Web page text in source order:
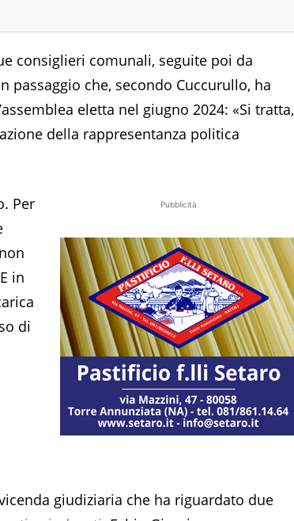
consiglieri comunali, seguite poi da
passaggio che, secondo Cuccurullo, ha
eletta nel giugno 2024: «Si tratta,
della rappresentanza politica
Pubblicità
Per
in
di
giudiziaria che ha riguardato due